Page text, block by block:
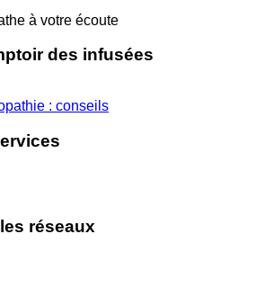
à votre écoute
des infusées
: conseils
réseaux